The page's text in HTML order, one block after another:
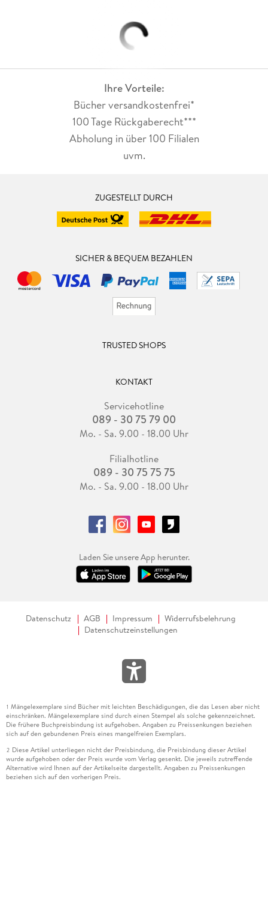
Ihre Vorteile:
Bücher versandkostenfrei*
100 Tage Rückgaberecht***
Abholung in über 100 Filialen
uvm.
ZUGESTELLT DURCH
SICHER & BEQUEM BEZAHLEN
TRUSTED SHOPS
KONTAKT
Servicehotline
089 - 30 75 79 00
Mo. - Sa. 9.00 - 18.00 Uhr
Filialhotline
089 - 30 75 75 75
Mo. - Sa. 9.00 - 18.00 Uhr
Laden Sie unsere App herunter.
Datenschutz AGB Impressum
Widerrufsbelehrung
Datenschutzeinstellungen
1 Mängelexemplare sind Bücher mit leichten Beschädigungen, die das Lesen aber nicht
einschränken. Mängelexemplare sind durch einen Stempel als solche gekennzeichnet.
Die frühere Buchpreisbindung ist aufgehoben. Angaben zu Preissenkungen beziehen
sich auf den gebundenen Preis eines mangelfreien Exemplars.
2 Diese Artikel unterliegen nicht der Preisbindung, die Preisbindung dieser Artikel
wurde aufgehoben oder der Preis wurde vom Verlag gesenkt. Die jeweils zutreffende
Alternative wird Ihnen auf der Artikelseite dargestellt. Angaben zu Preissenkungen
beziehen sich auf den vorherigen Preis.